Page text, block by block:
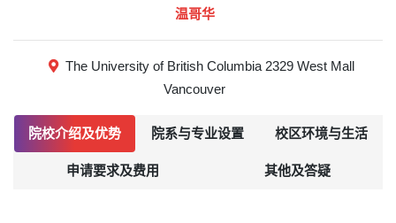
温哥华
The University of British Columbia 2329 West Mall
Vancouver
院校介绍及优势 院系与专业设置 校区环境与生活
申请要求及费用 其他及答疑